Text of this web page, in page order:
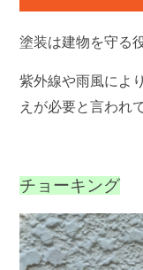
塗装は建物を守る
紫外線や雨風によ
えが必要と言われ
チョーキング